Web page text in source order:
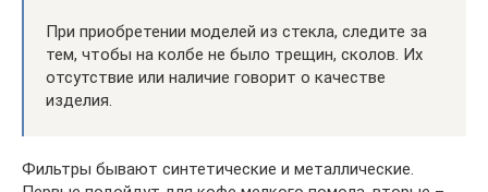
При приобретении моделей из стекла, следите за
тем, чтобы на колбе не было трещин, сколов. Их
отсутствие или наличие говорит о качестве
изделия.
Фильтры бывают синтетические и металлические.